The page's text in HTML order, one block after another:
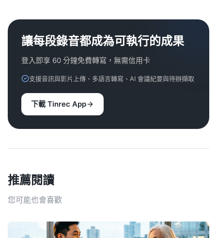
讓每段錄音都成為可執行的成果
登入即享 60 分鐘免費轉寫，無需信用卡
支援音訊與影片上傳、多語言轉寫、AI 會議紀要與待辦擷取
下載 Tinrec App
推薦閱讀
您可能也會喜歡